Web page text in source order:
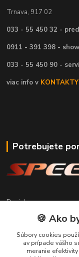
Trnava, 917 02
033 - 55 450 32 -
0911 - 391 398 -
033 - 55 450 90 -
viac info v KONTAKTY
Potrebujete
Daniel
+421 911 391
(Po-Pia, 8.30-17.00 hod.)
predaj@atv-shop.sk
🍪 Ako
Súbory cookies
av prípade vášho
meranie